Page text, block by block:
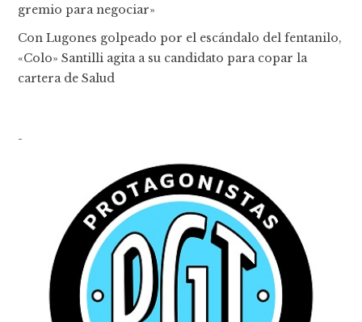
gremio para negociar»
Con Lugones golpeado por el escándalo del fentanilo,
«Colo» Santilli agita a su candidato para copar la
cartera de Salud
-